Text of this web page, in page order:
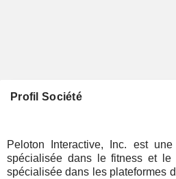
Profil Société
Peloton Interactive, Inc. est
spécialisée dans le fitness et le
spécialisée dans les plateformes